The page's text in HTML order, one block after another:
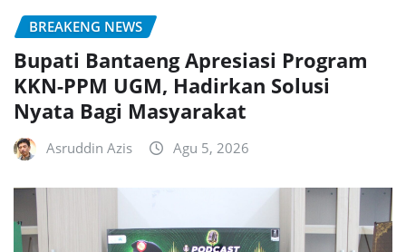
BREAKENG NEWS
Bupati Bantaeng Apresiasi Program
KKN-PPM UGM, Hadirkan Solusi
Nyata Bagi Masyarakat
Asruddin Azis Agu 5, 2026